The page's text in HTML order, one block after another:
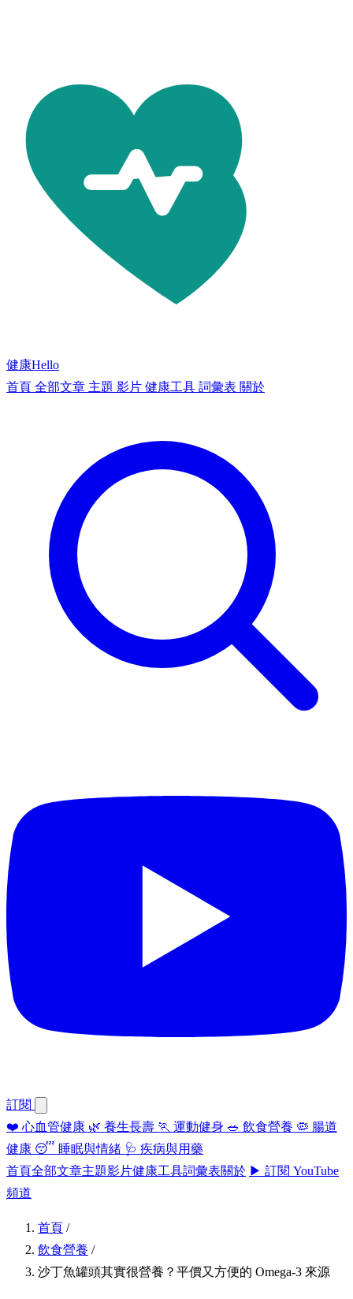
健康Hello
首頁 全部文章 主題 影片 健康工具 詞彙表 關於
訂閱
❤️ 心血管健康 🌿 養生長壽 🏃 運動健身 🥗 飲食營養 🦠 腸道
健康 😴 睡眠與情緒 🩺 疾病與用藥
首頁全部文章主題影片健康工具詞彙表關於 ▶ 訂閱 YouTube
頻道
首頁 /
飲食營養 /
沙丁魚罐頭其實很營養？平價又方便的 Omega-3 來源